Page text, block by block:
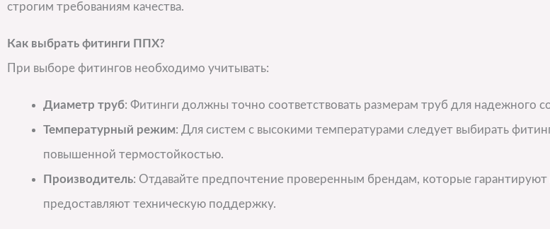
строгим требованиям качества.
Как выбрать фитинги ППХ?
При выборе фитингов необходимо учитывать:
Диаметр труб: Фитинги должны точно соответствовать размерам труб для надежного
Температурный режим: Для систем с высокими температурами следует выбирать
повышенной термостойкостью.
Производитель: Отдавайте предпочтение проверенным брендам, которые гарантируют
предоставляют техническую поддержку.